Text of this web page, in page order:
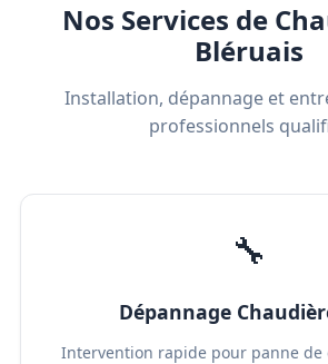
Nos Services de
Bléruais
Installation, dépannage et
professionnels
🔧
Dépannage
Intervention rapide pour panne de